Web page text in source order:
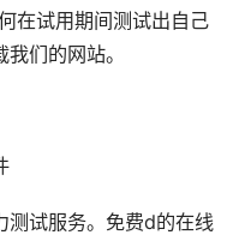
在试用期间测试出自己
们的网站。
测试服务。免费d的在线